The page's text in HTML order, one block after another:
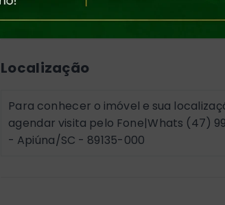
Localização
Para conhecer o imóvel e sua
agendar visita pelo Fone|Whats (47)
- Apiúna/SC - 89135-000